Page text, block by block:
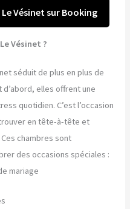
Vésinet sur Booking
Vésinet ?
séduit de plus en plus de
elles offrent une
quotidien. C’est l’occasion
en tête-à-tête et
chambres sont
des occasions spéciales :
mariage